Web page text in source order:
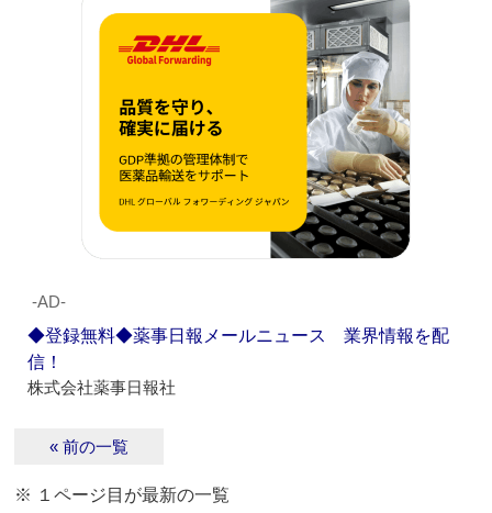
‐AD‐
◆登録無料◆薬事日報メールニュース 業界情報を配
信！
株式会社薬事日報社
« 前の一覧
※ １ページ目が最新の一覧